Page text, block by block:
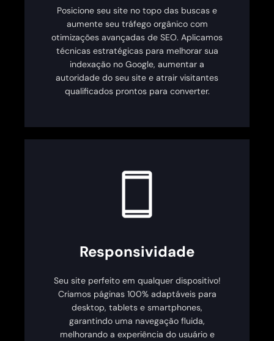
Posicione seu site no topo das buscas e
aumente seu tráfego orgânico com
otimizações avançadas de SEO. Aplicamos
técnicas estratégicas para melhorar sua
indexação no Google, aumentar a
autoridade do seu site e atrair visitantes
qualificados prontos para converter.
Responsividade
Seu site perfeito em qualquer dispositivo!
Criamos páginas 100% adaptáveis para
desktop, tablets e smartphones,
garantindo uma navegação fluida,
melhorando a experiência do usuário e